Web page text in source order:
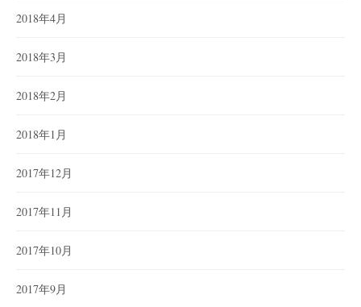
2018年4月
2018年3月
2018年2月
2018年1月
2017年12月
2017年11月
2017年10月
2017年9月